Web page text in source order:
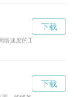
络速度的工具。通过连接
下载
下载